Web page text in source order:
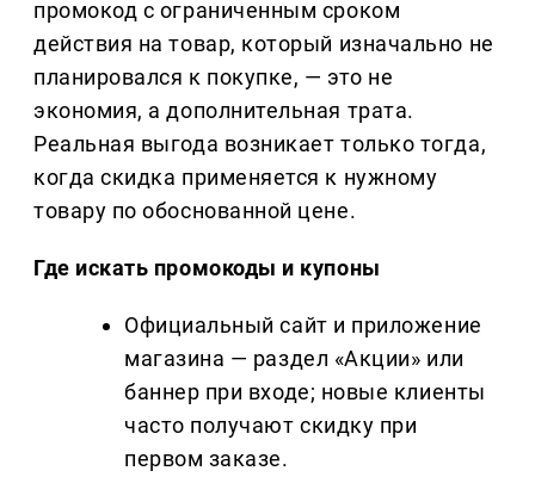
промокод с ограниченным сроком
действия на товар, который изначально не
планировался к покупке, — это не
экономия, а дополнительная трата.
Реальная выгода возникает только тогда,
когда скидка применяется к нужному
товару по обоснованной цене.
Где искать промокоды и купоны
Официальный сайт и приложение
магазина — раздел «Акции» или
баннер при входе; новые клиенты
часто получают скидку при
первом заказе.